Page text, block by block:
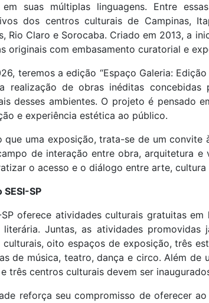
suas múltiplas linguagens. Entre
dos centros culturais de Campinas,
Rio Claro e Sorocaba. Criado em 2013, a
originais com embasamento curatorial e
teremos a edição “Espaço Galeria:
realização de obras inéditas
desses ambientes. O projeto é pensado
e experiência estética ao público.
que uma exposição, trata-se de um
de interação entre obra, arquitetura e
o acesso e o diálogo entre arte, cultura
SESI-SP
SP oferece atividades culturais gratuitas
literária. Juntas, as atividades
culturais, oito espaços de exposição, três
de música, teatro, dança e circo. Além
três centros culturais devem ser
reforça seu compromisso de oferecer